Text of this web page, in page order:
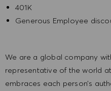
401K
Generous Employee
We are a global company
representative of the world
embraces each person’s